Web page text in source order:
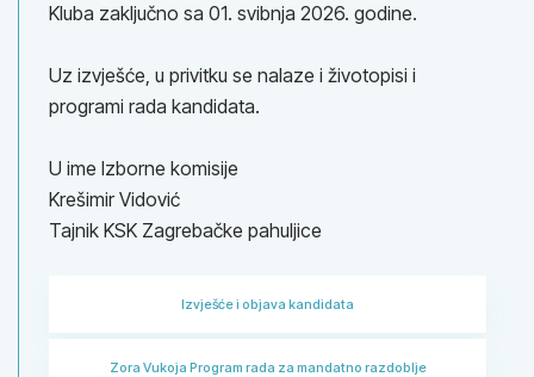
Kluba zaključno sa 01. svibnja 2026. godine.
Uz izvješće, u privitku se nalaze i životopisi i
programi rada kandidata.
U ime Izborne komisije
Krešimir Vidović
Tajnik KSK Zagrebačke pahuljice
Izvješće i objava kandidata
Zora Vukoja Program rada za mandatno razdoblje